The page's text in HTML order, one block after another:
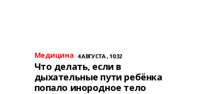
Медицина 4 АВГУСТА , 10:32
Что делать, если в
дыхательные пути ребёнка
попало инородное тело